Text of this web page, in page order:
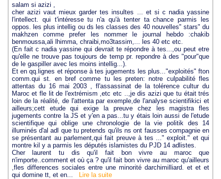
salam si azizi ,
cher azizi vaut mieux garder tes insultes ... et si c nadia yassine
l'intellect. qui t'intéresse tu n'a qu'à tenter ta chance parmis les
oppos. les plus intellig ou ds les classes des 40 nouvelles" stars" du
makhzen comme prefer les nommer le journal hebdo :chakib
benmoussa,ali lhimma, chraibi,mo3tassim,... les 40 etc etc.
(En fait c nadia yassine qui devrait te répondre à tes...,ou peut etre
qu'elle ne trouve pas toujours de temp pr. repondre à des "pour"que
de le gaspiller avec les moins intellig...).
Et en qq.lignes et réponse à tes jugements les plus..."exploités" fton
comm.qui st. en bref comme tu les preten: notre culpabilité fles
attentas du 16 mai 2003 , fl'assassinat de la tolérence cultur du
Maroc et fle lit de l'extrémism ,etc etc ..,je dis azizi que tu était trés
loin de la réalité, de l'attenta par exemple,de l'analyse scientifikici et
ailleurs;cett etude qui exige la preuve chez les magistra fles
jugements contre la JS et y'en a pas...tu y étais loin aussi de l'etude
scientifique qui oblige une chronologie de la vie politik des 14
illuminés d'al adl que tu pretends qu'ils ns ont fausses compagnie en
se présentant au parlement,qui fait preuve à tes ..." exploit." et qui
montre kil y a parmis les députés islamistes du PJD 14 adlistes.
Cher laurent tu dis qu'il fait bon vivre au maroc que
n'importe..comment et où ça ? qu'il fait bon vivre au maroc qu'ailleurs
,fles differences sociales entre une minorité darchimilliard. et et et
qui domine tt, et en...
Lire la suite